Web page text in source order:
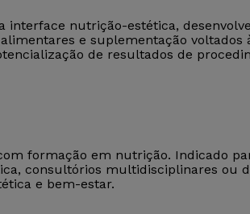
interface nutrição-estética,
e suplementação voltados
de resultados de
formação em nutrição. Indicado
consultórios multidisciplinares ou
e bem-estar.